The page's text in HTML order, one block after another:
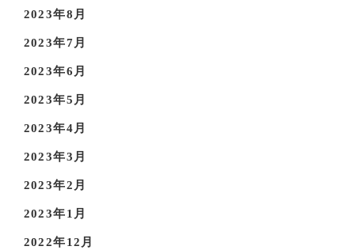
2023年8月
2023年7月
2023年6月
2023年5月
2023年4月
2023年3月
2023年2月
2023年1月
2022年12月